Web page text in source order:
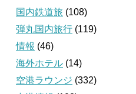
国内鉄道旅 (108)
弾丸国内旅行 (119)
情報 (46)
海外ホテル (14)
空港ラウンジ (332)